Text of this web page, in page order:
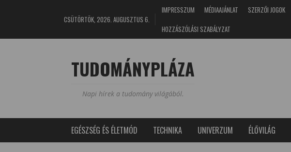
CSÜTÖRTÖK, 2026. AUGUSZTUS 6.
IMPRESSZUM MÉDIAAJÁNLAT SZERZŐI JOGOK
HOZZÁSZÓLÁSI SZABÁLYZAT
TUDOMÁNYPLÁZA
Napi hírek a tudomány világából.
EGÉSZSÉG ÉS ÉLETMÓD TECHNIKA UNIVERZUM ÉLŐVILÁG